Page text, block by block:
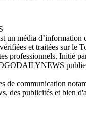
média d’information
et traitées sur le
professionnels. Initié
de communication
des publicités et bien